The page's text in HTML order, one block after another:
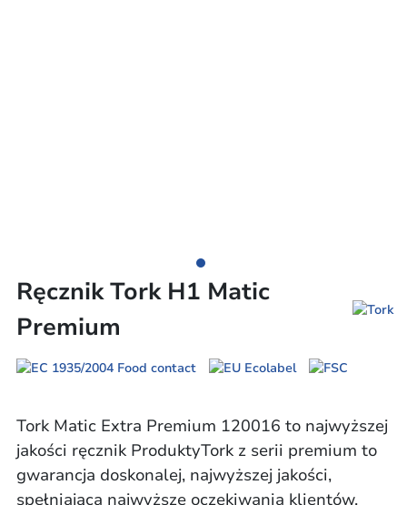
Ręcznik Tork H1 Matic
Premium
Tork Matic Extra Premium 120016 to najwyższej
jakości ręcznik ProduktyTork z serii premium to
gwarancja doskonalej, najwyższej jakości,
spełniająca najwyższe oczekiwania klientów.